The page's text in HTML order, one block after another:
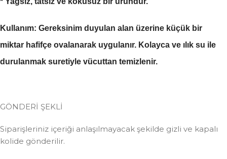
Kullanım: Gereksinim duyulan alan üzerine küçük bir
miktar hafifçe ovalanarak uygulanır. Kolayca ve ılık su ile
durulanmak suretiyle vücuttan temizlenir.
GÖNDERİ ŞEKLİ
Siparişleriniz içeriği anlaşılmayacak şekilde gizli ve kapalı
kolide gönderilir.